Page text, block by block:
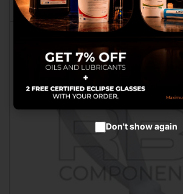
melhores produtos em
anúncios publicitários.
Aceitar cookies
Don't show again